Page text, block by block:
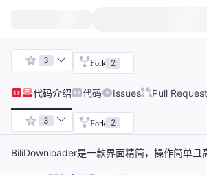
3 Fork 2
代码介绍 代码 Issues Pull
3 Fork 2
BiliDownloader是一款界面精简，操作简单且